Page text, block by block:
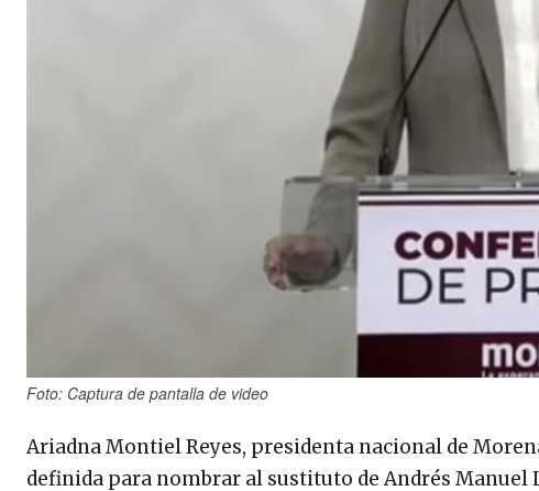
Foto: Captura de pantalla de video
Ariadna Montiel Reyes, presidenta nacional de
definida para nombrar al sustituto de Andrés Manuel